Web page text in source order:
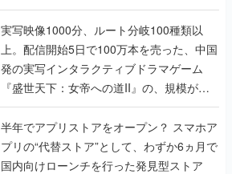
『TATSUJIN EXTREME』で初タッグを組
んだレジェンド2人に訊く開発秘話
実写映像1000分、ルート分岐100種類以
上。配信開始5日で100万本を売った、中国
発の実写インタラクティブドラマゲーム
『盛世天下：女帝への道II』の、規模が違
うこだわりをプロデューサーに聞いた
半年でアプリストアをオープン？ スマホア
プリの“代替ストア”として、わずか6ヵ月で
国内向けローンチを行った発見型ストア